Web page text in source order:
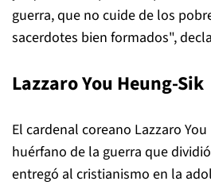
guerra, que no cuide de los
sacerdotes bien formados",
Lazzaro You Heung-Sik
El cardenal coreano Lazzaro
huérfano de la guerra que
entregó al cristianismo en la